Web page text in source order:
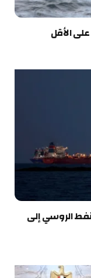
الروسي إلى